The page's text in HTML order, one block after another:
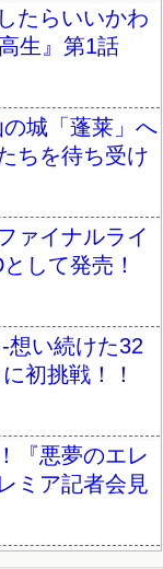
たらいいかわ
生』第1話
の城「蓬莱」へ
ちを待ち受け
ァイナルライ
して発売！
想い続けた32
初挑戦！！
『悪夢のエレ
ミア記者会見